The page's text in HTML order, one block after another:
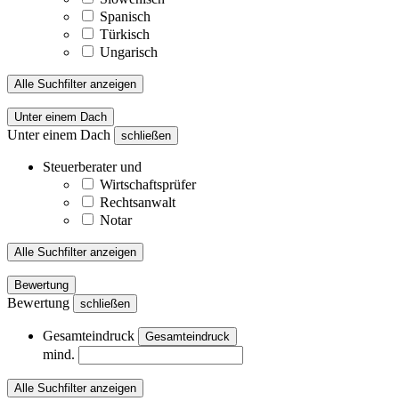
Spanisch
Türkisch
Ungarisch
Alle Suchfilter anzeigen
Unter einem Dach
Unter einem Dach schließen
Steuerberater und
Wirtschaftsprüfer
Rechtsanwalt
Notar
Alle Suchfilter anzeigen
Bewertung
Bewertung schließen
Gesamteindruck Gesamteindruck
mind.
Alle Suchfilter anzeigen